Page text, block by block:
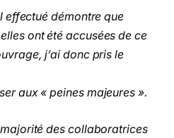
effectué démontre que
ont été accusées de ce
j’ai donc pris le
aux « peines majeures ».
des collaboratrices